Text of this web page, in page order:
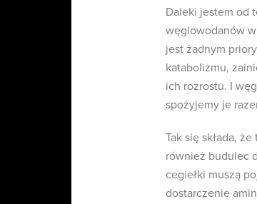
Daleki jestem od
węglowodanów
jest żadnym
katabolizmu,
ich rozrostu. I
spożyjemy je
Tak się składa,
również budulec
cegiełki muszą
dostarczenie